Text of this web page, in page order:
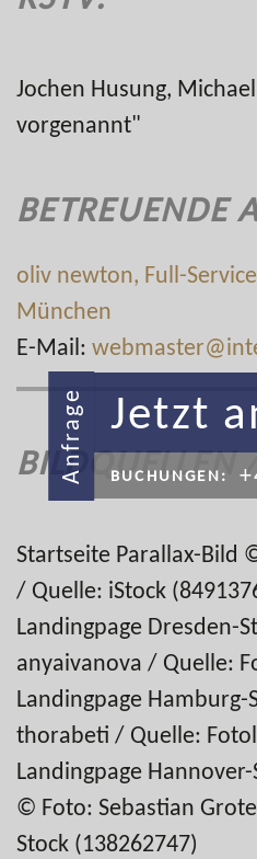
Jochen Husung,
vorgenannt"
BETREUENDE
oliv newton, Full-
München
E-Mail:
BILDQUELLEN
Startseite Parallax-
/ Quelle: iStock
Landingpage Dresden-
anyaivanova / Quelle:
Landingpage
thorabeti / Quelle:
Landingpage
© Foto: Sebastian
Stock (138262747)
Anfrage Jetzt
BUCHUNGEN: